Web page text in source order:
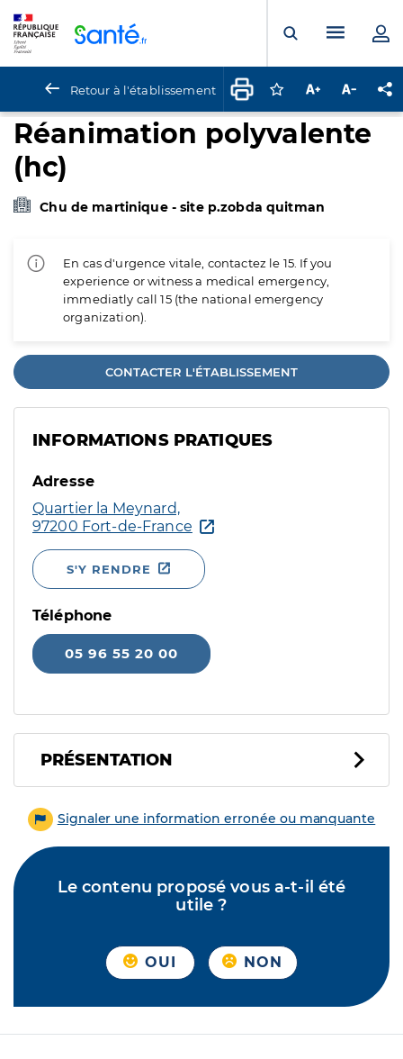
Ouvrir laMenu
Retour à l'établissement Connectez-vous
Augmenter la
Réanimation polyvalente
(hc)
Chu de martinique - site p.zobda quitman
En cas d'urgence vitale, contactez le 15. If you
experience or witness a medical emergency,
immediatly call 15 (the national emergency
organization).
CONTACTER L'ÉTABLISSEMENT
INFORMATIONS PRATIQUES
Adresse
Quartier la Meynard,
97200 Fort-de-France
S'Y RENDRE
Téléphone
05 96 55 20 00
PRÉSENTATION
Signaler une information erronée ou manquante
Le contenu proposé vous a-t-il été
utile ?
OUI NON